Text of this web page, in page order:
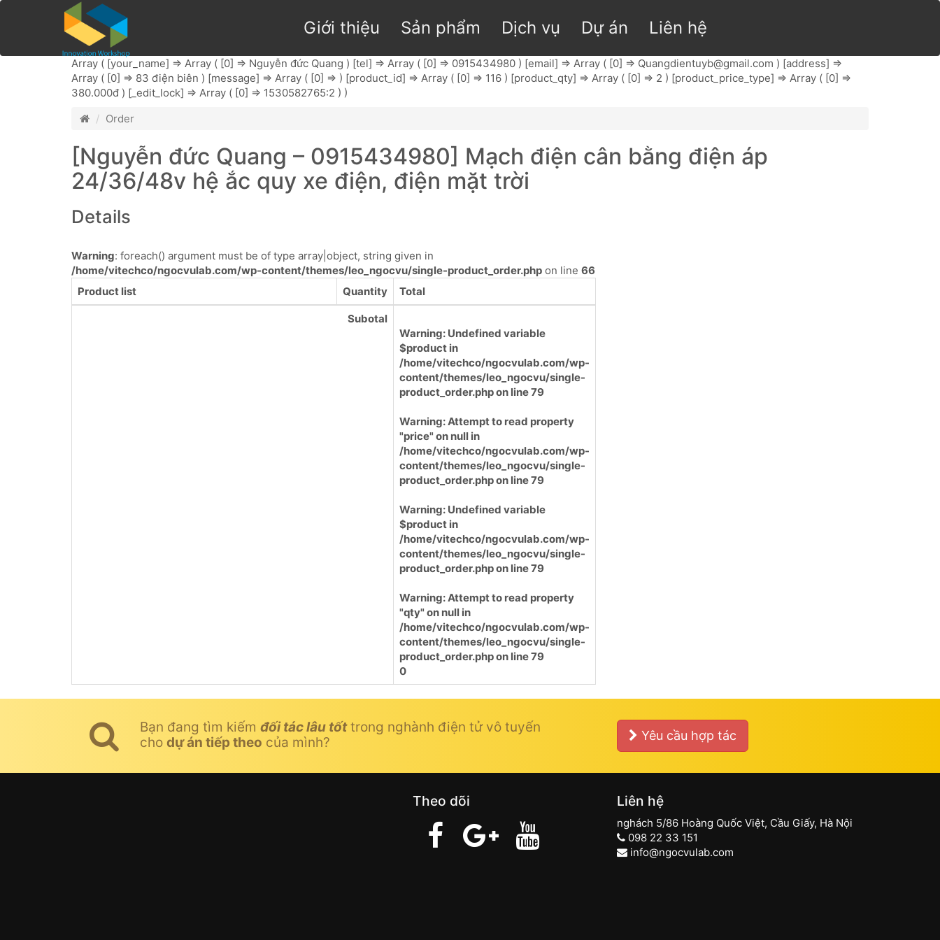
Giới thiệu Sản phẩm Dịch vụ Dự án Liên hệ
Array ( [your_name] => Array ( [0] => Nguyễn đức Quang ) [tel] => Array ( [0] => 0915434980 ) [email] => Array ( [0] => Quangdientuyb@gmail.com ) [address] =>
Array ( [0] => 83 điện biên ) [message] => Array ( [0] => ) [product_id] => Array ( [0] => 116 ) [product_qty] => Array ( [0] => 2 ) [product_price_type] => Array ( [0] =>
380.000đ ) [_edit_lock] => Array ( [0] => 1530582765:2 ) )
Order
[Nguyễn đức Quang – 0915434980] Mạch điện cân bằng điện áp
24/36/48v hệ ắc quy xe điện, điện mặt trời
Details
Warning: foreach() argument must be of type array|object, string given in
/home/vitechco/ngocvulab.com/wp-content/themes/leo_ngocvu/single-product_order.php on line 66
Product list
Quantity Total
Subotal
Warning: Undefined variable
$product in
/home/vitechco/ngocvulab.com/wp-
content/themes/leo_ngocvu/single-
product_order.phpon line79
Warning: Attempt to read property
"price" on null in
/home/vitechco/ngocvulab.com/wp-
content/themes/leo_ngocvu/single-
product_order.phpon line79
Warning: Undefined variable
$product in
/home/vitechco/ngocvulab.com/wp-
content/themes/leo_ngocvu/single-
product_order.phpon line79
Warning: Attempt to read property
"qty" on null in
/home/vitechco/ngocvulab.com/wp-
content/themes/leo_ngocvu/single-
product_order.phpon line79
0
Bạn đang tìm kiếm đối tác lâu tốttrong nghành điện tử vô tuyến
cho dự án tiếp theo của mình? Yêu cầu hợp tác
Theo dõi Liên hệ
nghách 5/86 Hoàng Quốc Việt, Cầu Giấy, Hà Nội
098 22 33 151
info@ngocvulab.com